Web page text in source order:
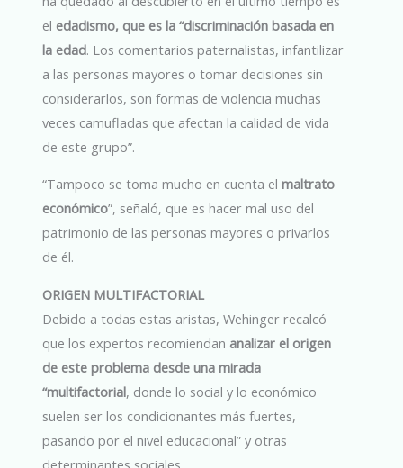
el edadismo, que es la “discriminación basada en
la edad. Los comentarios paternalistas, infantilizar
a las personas mayores o tomar decisiones sin
considerarlos, son formas de violencia muchas
veces camufladas que afectan la calidad de vida
de este grupo”.
“Tampoco se toma mucho en cuenta elmaltrato
económico”, señaló, que es hacer mal uso del
patrimonio de las personas mayores o privarlos
de él.
ORIGEN MULTIFACTORIAL
Debido a todas estas aristas, Wehinger recalcó
que los expertos recomiendan analizar el origen
de este problema desde una mirada
“multifactorial, donde lo social y lo económico
suelen ser los condicionantes más fuertes,
pasando por el nivel educacional” y otras
determinantes sociales.